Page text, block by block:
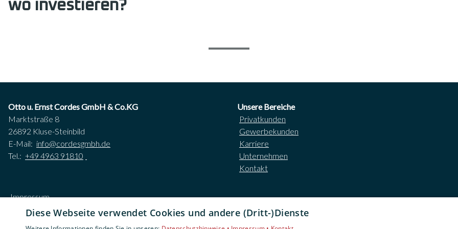
wo investieren?
Otto u. Ernst Cordes GmbH & Co.KG
Marktstraße 8
26892 Kluse-Steinbild
E-Mail: info@cordesgmbh.de
Tel.: +49 4963 91810
Unsere Bereiche
Privatkunden
Gewerbekunden
Karriere
Unternehmen
Kontakt
Impressum
Datenschutzerklärung
Diese Webseite verwendet Cookies und andere (Dritt-)Dienste